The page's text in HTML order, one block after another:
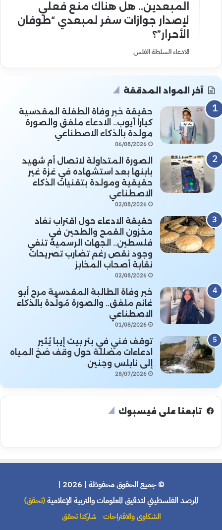
المبعدين.. هل هناك منع فعلي
لإصدار جوازات سفر لمبعدي “طوفان
الأحرار”؟
الادعاء السلطة الفلس
آخر المواد المدققة
حقيقة خبر وفاة الطفلة المقدسية
كيارا أيوب.. الادعاء ملفق والصورة
مولدة بالذكاء الاصطناعي
06/08/2026
الصورة المتداولة لاتصال أم شهيد
بابنها بعد استشهاده في غزة غير
حقيقية ومولدة بتقنيات الذكاء
الاصطناعي
02/08/2026
حقيقة الادعاء حول اقتراب نفاد
مخزون القمح والطحين في
فلسطين.. الجهات الرسمية تنفي
وجود نقص رغم تضارب تصريحات
نقابة أصحاب المخابز
02/08/2026
خبر وفاة الطالبة المقدسية مرح أبو
غانم ملفق.. والصورة مُولَّدة بالذكاء
الاصطناعي
01/08/2026
توقف فني في بئر بيت إيبا يُثير
ادعاءات مضللة حول وقف ضخ المياه
إلى نابلس وجنين
28/07/2026
تابعنا على فيسبوك
© جميع الحقوق محفوظة | 2026 |
المرصد الفلسطيني لتدقيق المعلومات والتربية الإعلامية(تحقق)
الشكاوى والاقتراحات شاركنا تحقق